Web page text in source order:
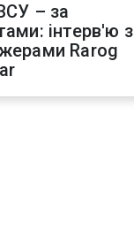
– за
інтерв'ю з
Rarog